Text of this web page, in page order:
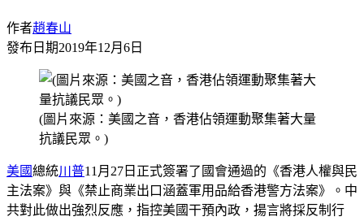
作者趙春山
發布日期2019年12月6日
(圖片來源：美國之音，香港佔領運動聚集著大量
抗議民眾。)
美國總統川普11月27日正式簽署了國會通過的《香港人權與民
主法案》與《禁止商業出口涵蓋軍用品給香港警方法案》。中
共對此做出強烈反應，指控美國干預內政，揚言將採反制行